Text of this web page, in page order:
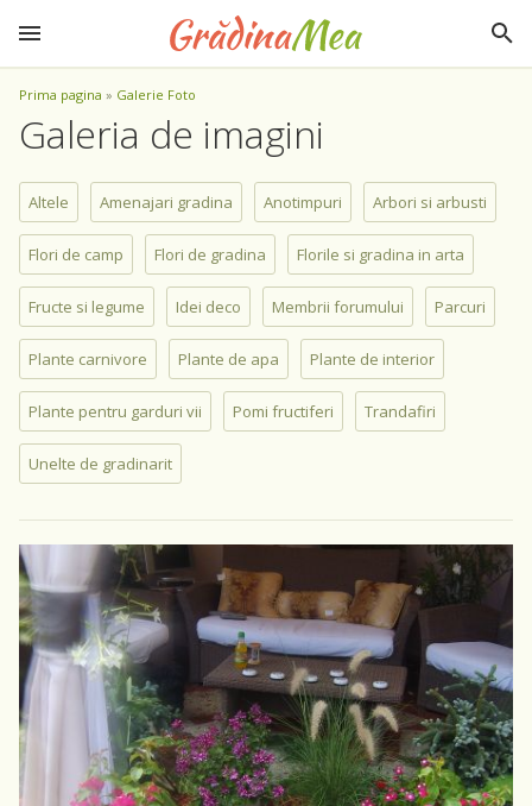
Prima pagina » Galerie Foto
Galeria de imagini
Altele Amenajari gradina Anotimpuri Arbori si arbusti
Flori de camp Flori de gradina Florile si gradina in arta
Fructe si legume Idei deco Membrii forumului Parcuri
Plante carnivore Plante de apa Plante de interior
Plante pentru garduri vii Pomi fructiferi Trandafiri
Unelte de gradinarit